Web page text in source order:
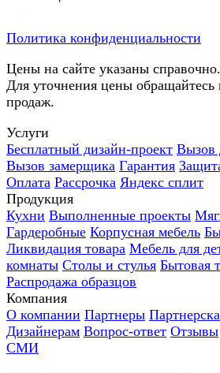
Политика конфиденциальности
Цены на сайте указаны справочно.
Для уточнения цены обращайтесь
продаж.
Услуги
Бесплатный дизайн-проект Вызов
Вызов замерщика Гарантия
Оплата Рассрочка Яндекс сплит
Продукция
Кухни Выполненные проекты
Гардеробные Корпусная мебель
Ликвидация товара Мебель для
комнаты Столы и стулья Бытовая
Распродажа образцов
Компания
О компании Партнеры
Дизайнерам Вопрос-ответ Отзывы
СМИ